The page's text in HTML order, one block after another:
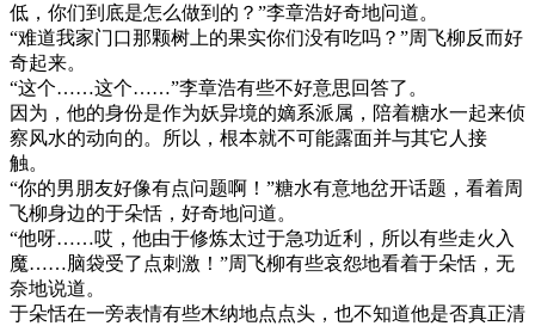
低，你们到底是怎么做到的？”李章浩好奇地问道。
“难道我家门口那颗树上的果实你们没有吃吗？”周飞柳反而好
奇起来。
“这个……这个……”李章浩有些不好意思回答了。
因为，他的身份是作为妖异境的嫡系派属，陪着糖水一起来侦
察风水的动向的。所以，根本就不可能露面并与其它人接
触。
“你的男朋友好像有点问题啊！”糖水有意地岔开话题，看着周
飞柳身边的于朵恬，好奇地问道。
“他呀……哎，他由于修炼太过于急功近利，所以有些走火入
魔……脑袋受了点刺激！”周飞柳有些哀怨地看着于朵恬，无
奈地说道。
于朵恬在一旁表情有些木纳地点点头，也不知道他是否真正清